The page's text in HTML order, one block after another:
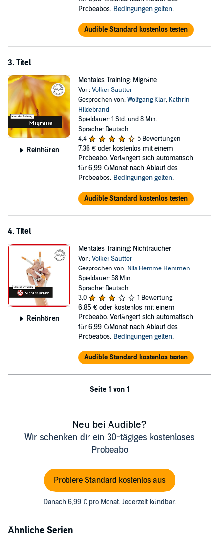
Übung 1, 2 und 5 an. Danach wählen Sie frei nach Belieben. Und
Erfolg wünscht Ihnen Volker Sautter.
In deiner Audible-Bibliothek findest du für dieses Hörerlebnis eine
PDF-Datei mit zusätzlichem Material.
©2017 Draksal Fachverlag GmbH (P)2017 Draksal Fachverlag GmbH
Probeabos. Bedingungen gelten.
Audible Standard kostenlos testen
3. Titel
Reinhören
Mentales Training: Migräne
Von:Volker Sautter
Gesprochen von:Wolfgang Klar, Kathrin
Hildebrand
Spieldauer: 1 Std. und 8 Min.
Sprache: Deutsch
4,4
5 Bewertungen
7,36 € oder kostenlos mit einem
Probeabo. Verlängert sich automatisch
für 6,99 €/Monat nach Ablauf des
Probeabos. Bedingungen gelten.
Audible Standard kostenlos testen
4. Titel
Reinhören
Mentales Training: Nichtraucher
Von:Volker Sautter
Gesprochen von: Nils Hemme Hemmen
Spieldauer: 58 Min.
Sprache: Deutsch
3,0
1 Bewertung
6,85 € oder kostenlos mit einem
Probeabo. Verlängert sich automatisch
für 6,99 €/Monat nach Ablauf des
Probeabos. Bedingungen gelten.
Audible Standard kostenlos testen
Seite 1 von 1
Neu bei Audible?
Wir schenken dir ein 30-tägiges kostenloses
Probeabo
Probiere Standard kostenlos aus
Danach 6,99 € pro Monat. Jederzeit kündbar.
Ähnliche Serien